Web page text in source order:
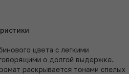
цвета с легкими
о долгой выдержке.
раскрывается тонами спелых